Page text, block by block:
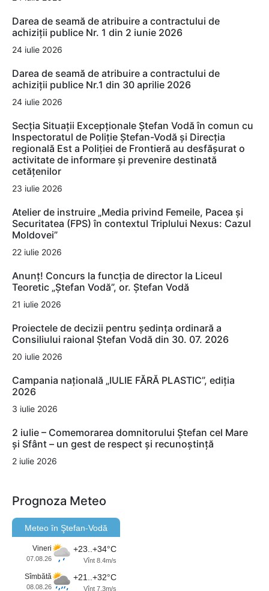
Darea de seamă de atribuire a contractului de
achiziții publice Nr. 1 din 2 iunie 2026
24 iulie 2026
Darea de seamă de atribuire a contractului de
achiziții publice Nr.1 din 30 aprilie 2026
24 iulie 2026
Secția Situații Excepționale Ștefan Vodă în comun cu
Inspectoratul de Poliție Ștefan-Vodă și Direcția
regională Est a Poliției de Frontieră au desfășurat o
activitate de informare și prevenire destinată
cetățenilor
23 iulie 2026
Atelier de instruire „Media privind Femeile, Pacea și
Securitatea (FPS) în contextul Triplului Nexus: Cazul
Moldovei”
22 iulie 2026
Anunț! Concurs la funcția de director la Liceul
Teoretic „Ștefan Vodă”, or. Ștefan Vodă
21 iulie 2026
Proiectele de decizii pentru ședința ordinară a
Consiliului raional Ștefan Vodă din 30. 07. 2026
20 iulie 2026
Campania națională „IULIE FĂRĂ PLASTIC”, ediția
2026
3 iulie 2026
2 iulie – Comemorarea domnitorului Ștefan cel Mare
și Sfânt – un gest de respect și recunoștință
2 iulie 2026
Prognoza Meteo
Meteo în Ştefan-Vodă
Vineri
07.08.26
+23..+34°C
Vînt 8.4m/s
Sîmbătă
08.08.26
+21..+32°C
Vînt 7.3m/s